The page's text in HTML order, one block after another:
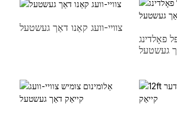
צוויי-וועג קאַנו דאַך געשטעל
פאָלדינג
געשטעל